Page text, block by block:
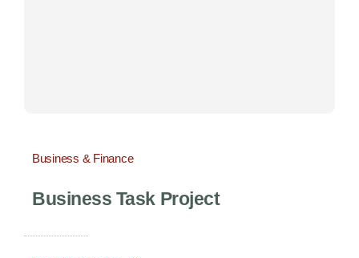
Business & Finance
Business Task Project